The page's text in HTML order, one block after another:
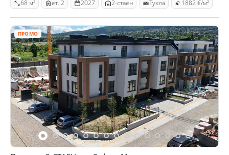
68 м² ет. 2 2027 2-стаен Тухла 1882 €/м²
ПРОМО